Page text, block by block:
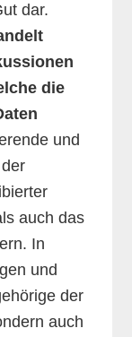
dar.
die
und
auch das
In
und
der
auch